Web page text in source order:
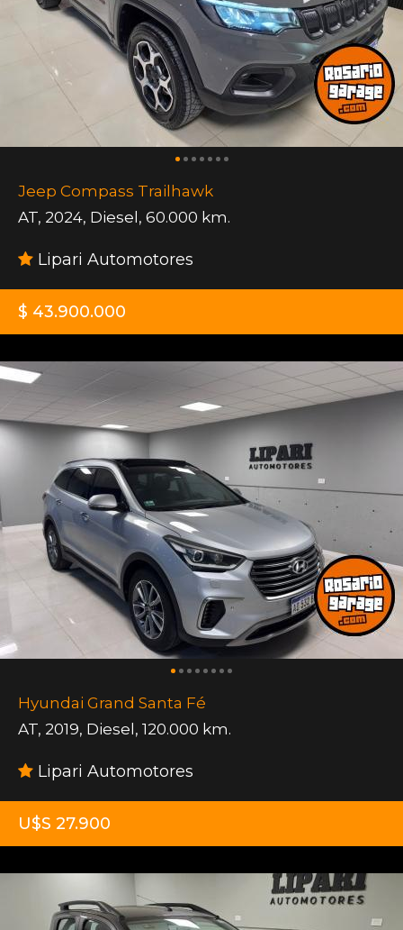
Jeep Compass Trailhawk
AT, 2024, Diesel, 60.000 km.
Lipari Automotores
$ 43.900.000
Hyundai Grand Santa Fé
AT, 2019, Diesel, 120.000 km.
Lipari Automotores
U$S 27.900